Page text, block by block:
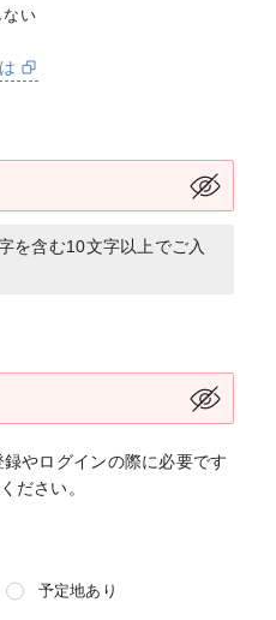
ない
を含む10文字以上でご入
やログインの際に必要です
ださい。
予定地あり